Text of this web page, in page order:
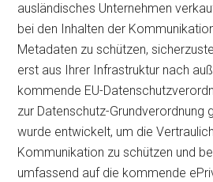
ausländisches Unternehmen
bei den Inhalten der
Metadaten zu schützen,
erst aus Ihrer Infrastruktur nach
kommende EU-
zur Datenschutz-Grundverordnung
wurde entwickelt, um die
Kommunikation zu schützen und
umfassend auf die kommende